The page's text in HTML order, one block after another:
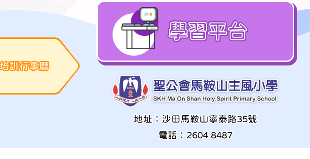
創作與關
作坊
位遊戲
培訓行事曆
學習平台
地址：沙田馬鞍山寧泰路35號
電話：2604 8487